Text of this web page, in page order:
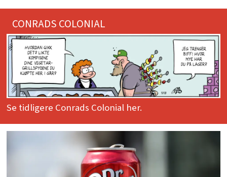
CONRADS COLONIAL
Se tidligere Conrads Colonial her.